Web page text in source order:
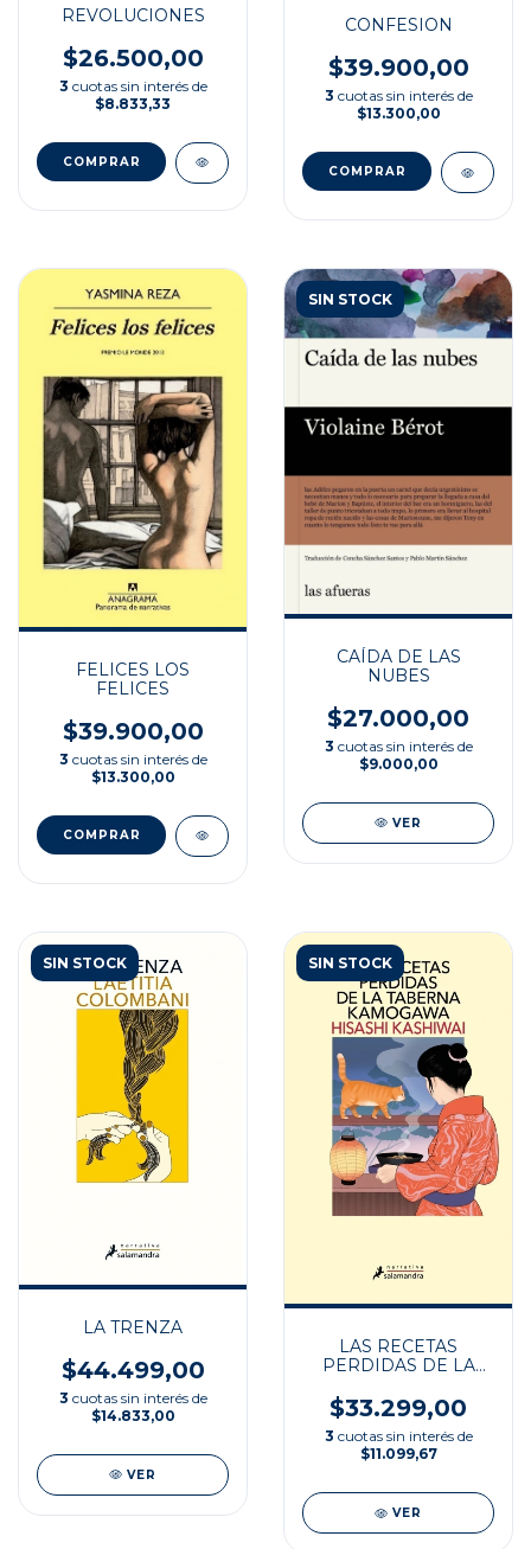
REVOLUCIONES
$26.500,00
3 cuotas sin interés de
$8.833,33
CONFESION
$39.900,00
3 cuotas sin interés de
$13.300,00
FELICES LOS
FELICES
$39.900,00
3 cuotas sin interés de
$13.300,00
SIN STOCK
CAÍDA DE LAS
NUBES
$27.000,00
3 cuotas sin interés de
$9.000,00
VER
SIN STOCK
LA TRENZA
$44.499,00
3 cuotas sin interés de
$14.833,00
VER
SIN STOCK
LAS RECETAS
PERDIDAS DE LA
KAMOGAWA
$33.299,00
3 cuotas sin interés de
$11.099,67
VER